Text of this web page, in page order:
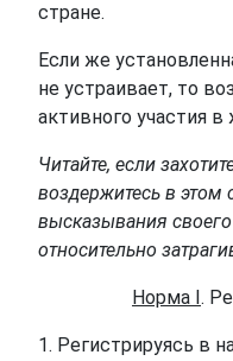
стране.
Если же
не устраивает, то
активного участия
Читайте, если
воздержитесь в этом
высказывания
относительно
Норма I.
1. Регистрируясь в